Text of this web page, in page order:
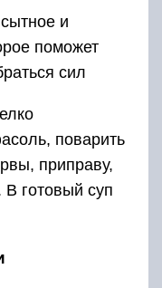
и
поможет
сил
поварить
приправу,
В готовый суп